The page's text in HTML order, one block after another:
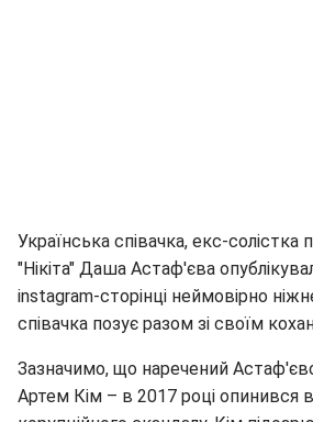
Українська співачка, екс-солістка
"Нікіта" Даша Астаф'єва
instagram-сторінці неймовірно
співачка позує разом зі своїм
Зазначимо, що наречений
Артем Кім – в 2017 році опинився в